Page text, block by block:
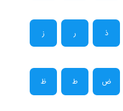
ذ ر ز
ض ط ظ